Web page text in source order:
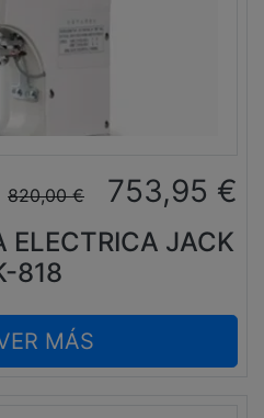
820,00 € 753,95 €
ELECTRICA JACK
818
MÁS